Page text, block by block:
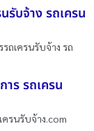
รับจ้าง รถเครน
ถเครนรับจ้าง รถ
ร รถเครน
รนรับจ้าง.com